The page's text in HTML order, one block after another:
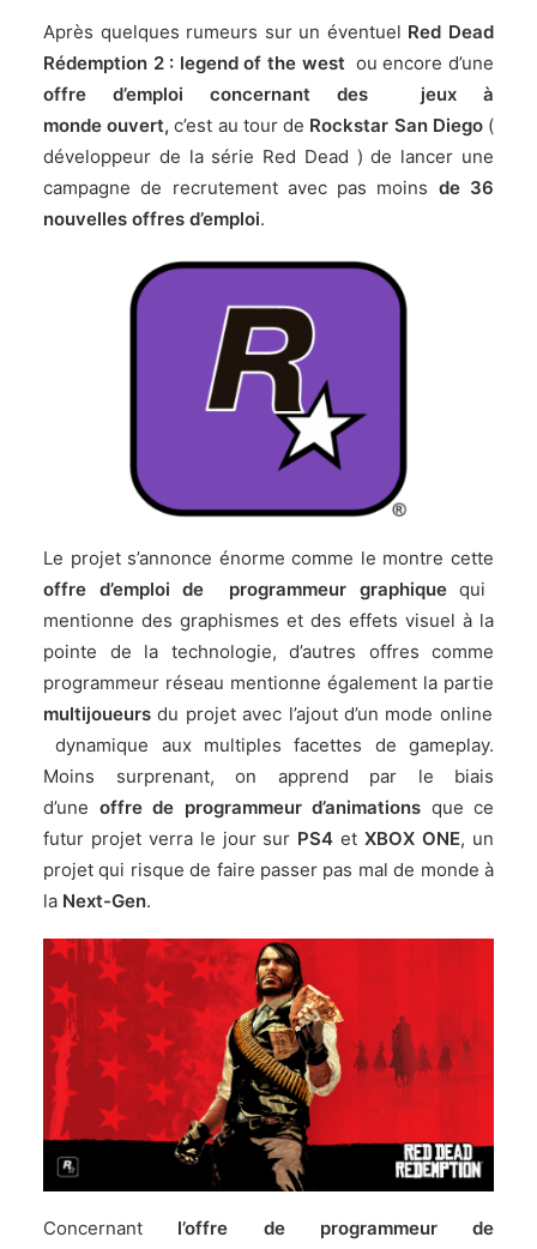
Après quelques rumeurs sur un éventuel Red Dead
Rédemption 2 : legend of the west ou encore d’une
offre d’emploi concernant des jeux à
monde ouvert, c’est au tour de Rockstar San Diego(
développeur de la série Red Dead ) de lancer une
campagne de recrutement avec pas moins de 36
nouvelles offres d’emploi.
Le projet s’annonce énorme comme le montre cette
offre d’emploi de programmeur graphiquequi
mentionne des graphismes et des effets visuel à la
pointe de la technologie, d’autres offres comme
programmeur réseau mentionne également la partie
multijoueurs du projet avec l’ajout d’un mode online
dynamique aux multiples facettes de gameplay.
Moins surprenant, on apprend par le biais
d’une offre de programmeur d’animations que ce
futur projet verra le jour sur PS4 et XBOX ONE, un
projet qui risque de faire passer pas mal de monde à
la Next-Gen.
Concernant l’offre de programmeur de